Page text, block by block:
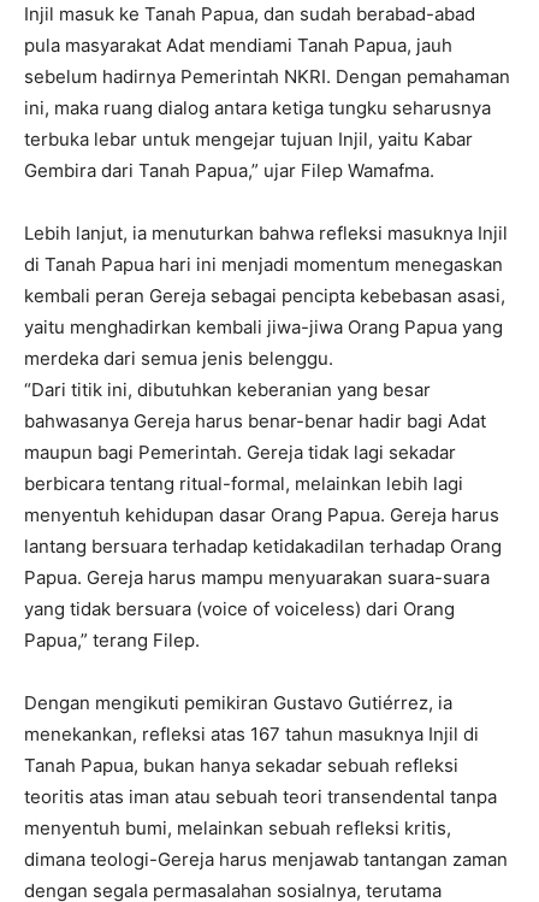
Injil masuk ke Tanah Papua, dan sudah berabad-abad
pula masyarakat Adat mendiami Tanah Papua, jauh
sebelum hadirnya Pemerintah NKRI. Dengan pemahaman
ini, maka ruang dialog antara ketiga tungku seharusnya
terbuka lebar untuk mengejar tujuan Injil, yaitu Kabar
Gembira dari Tanah Papua,” ujar Filep Wamafma.
Lebih lanjut, ia menuturkan bahwa refleksi masuknya Injil
di Tanah Papua hari ini menjadi momentum menegaskan
kembali peran Gereja sebagai pencipta kebebasan asasi,
yaitu menghadirkan kembali jiwa-jiwa Orang Papua yang
merdeka dari semua jenis belenggu.
“Dari titik ini, dibutuhkan keberanian yang besar
bahwasanya Gereja harus benar-benar hadir bagi Adat
maupun bagi Pemerintah. Gereja tidak lagi sekadar
berbicara tentang ritual-formal, melainkan lebih lagi
menyentuh kehidupan dasar Orang Papua. Gereja harus
lantang bersuara terhadap ketidakadilan terhadap Orang
Papua. Gereja harus mampu menyuarakan suara-suara
yang tidak bersuara (voice of voiceless) dari Orang
Papua,” terang Filep.
Dengan mengikuti pemikiran Gustavo Gutiérrez, ia
menekankan, refleksi atas 167 tahun masuknya Injil di
Tanah Papua, bukan hanya sekadar sebuah refleksi
teoritis atas iman atau sebuah teori transendental tanpa
menyentuh bumi, melainkan sebuah refleksi kritis,
dimana teologi-Gereja harus menjawab tantangan zaman
dengan segala permasalahan sosialnya, terutama